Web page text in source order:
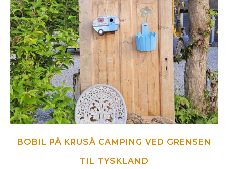
BOBIL PÅ KRUSÅ CAMPING VED GRENSEN
TIL TYSKLAND